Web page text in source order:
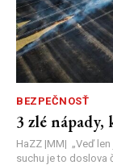
BEZPEČNOSŤ
3 zlé
HaZZ |MM| ​„Veď
suchu je to doslova